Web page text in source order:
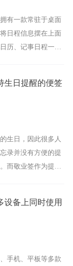
有一款常驻于桌面
日程信息摆在上面
历、记事日程一体
生日提醒的便签
生日，因此很多人
录并没有方便的提
而敬业签作为提醒
设备上同时使用
手机、平板等多款